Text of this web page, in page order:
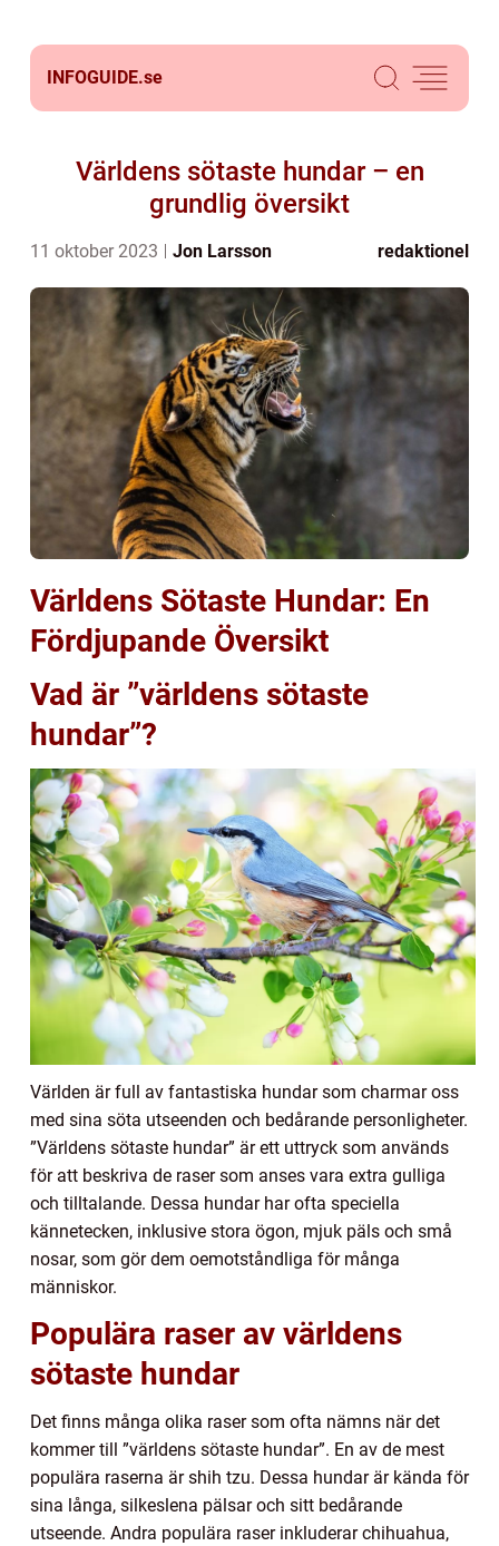
INFOGUIDE.se
Världens sötaste hundar – en
grundlig översikt
11 oktober 2023 Jon Larsson redaktionel
Världens Sötaste Hundar: En
Fördjupande Översikt
Vad är ”världens sötaste
hundar”?
Världen är full av fantastiska hundar som charmar oss
med sina söta utseenden och bedårande personligheter.
”Världens sötaste hundar” är ett uttryck som används
för att beskriva de raser som anses vara extra gulliga
och tilltalande. Dessa hundar har ofta speciella
kännetecken, inklusive stora ögon, mjuk päls och små
nosar, som gör dem oemotståndliga för många
människor.
Populära raser av världens
sötaste hundar
Det finns många olika raser som ofta nämns när det
kommer till ”världens sötaste hundar”. En av de mest
populära raserna är shih tzu. Dessa hundar är kända för
sina långa, silkeslena pälsar och sitt bedårande
utseende. Andra populära raser inkluderar chihuahua,